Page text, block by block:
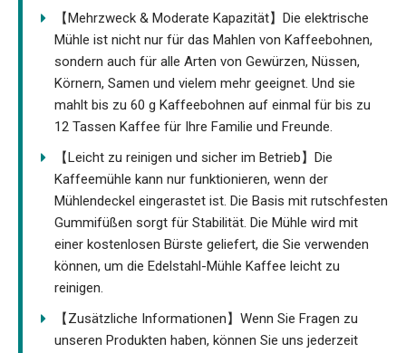
【Mehrzweck & Moderate Kapazität】Die elektrische
Mühle ist nicht nur für das Mahlen von Kaffeebohnen,
sondern auch für alle Arten von Gewürzen, Nüssen,
Körnern, Samen und vielem mehr geeignet. Und sie
mahlt bis zu 60 g Kaffeebohnen auf einmal für bis zu
12 Tassen Kaffee für Ihre Familie und Freunde.
【Leicht zu reinigen und sicher im Betrieb】Die
Kaffeemühle kann nur funktionieren, wenn der
Mühlendeckel eingerastet ist. Die Basis mit rutschfesten
Gummifüßen sorgt für Stabilität. Die Mühle wird mit
einer kostenlosen Bürste geliefert, die Sie verwenden
können, um die Edelstahl-Mühle Kaffee leicht zu
reinigen.
【Zusätzliche Informationen】Wenn Sie Fragen zu
unseren Produkten haben, können Sie uns jederzeit